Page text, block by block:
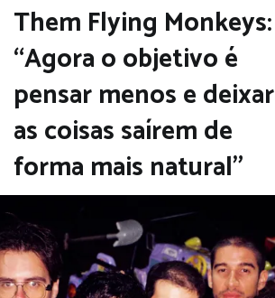
Them Flying Monkeys:
“Agora o objetivo é
pensar menos e deixar
as coisas saírem de
forma mais natural”